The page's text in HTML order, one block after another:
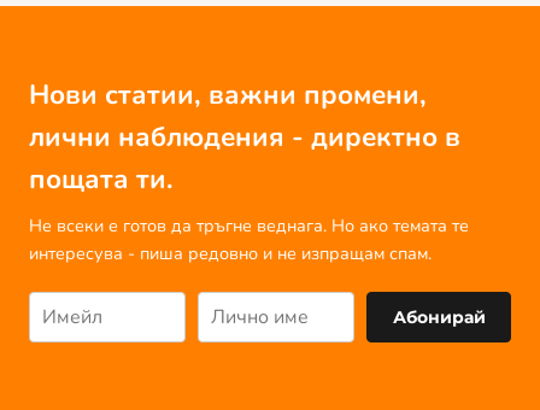
Нови статии, важни промени,
лични наблюдения - директно в
пощата ти.
Не всеки е готов да тръгне веднага. Но ако темата те
интересува - пиша редовно и не изпращам спам.
Абонирай